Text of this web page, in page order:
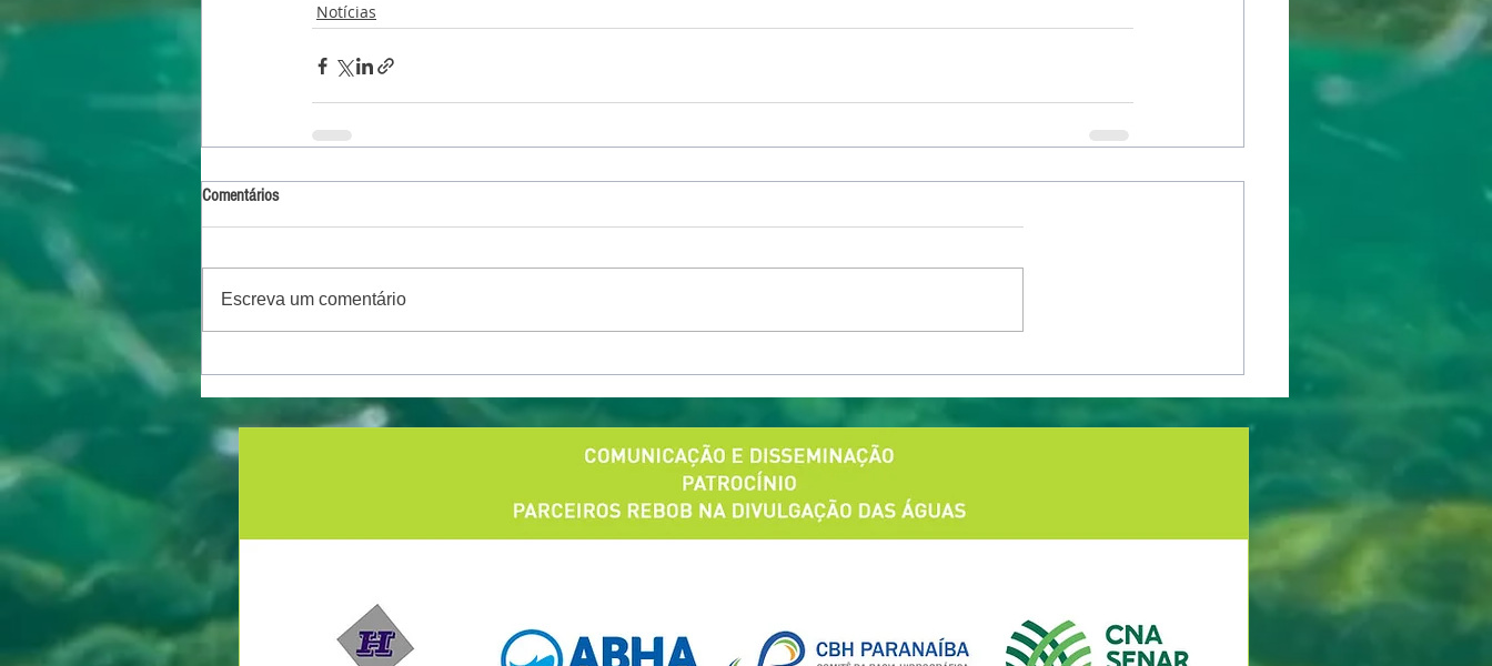
Notícias
Comentários
Escreva um comentário